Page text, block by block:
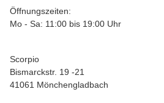
Öffnungszeiten:
Mo - Sa: 11:00 bis 19:00 Uhr
Scorpio
Bismarckstr. 19 -21
41061 Mönchengladbach